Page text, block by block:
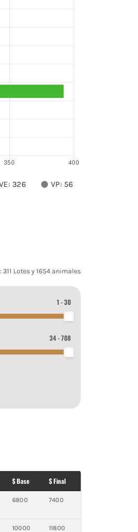
326 VP: 56
Lotes y 1654 animales
1 - 30
34 - 708
$ Base $ Final
6800 7400
10000 11800